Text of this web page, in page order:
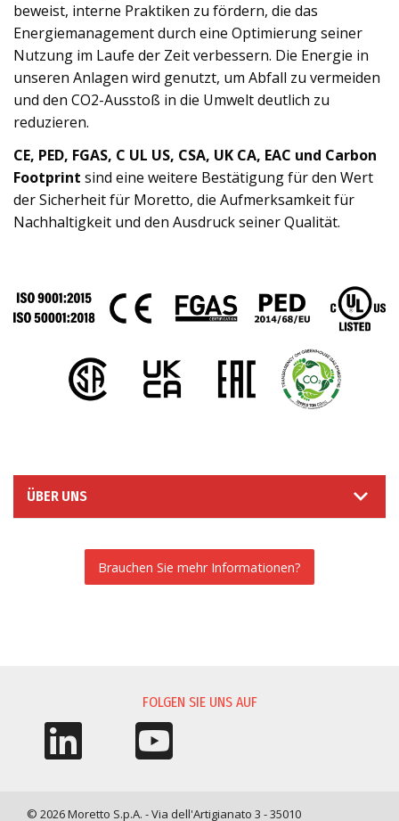
beweist, interne Praktiken zu fördern, die das
Energiemanagement durch eine Optimierung seiner
Nutzung im Laufe der Zeit verbessern. Die Energie in
unseren Anlagen wird genutzt, um Abfall zu vermeiden
und den CO2-Ausstoß in die Umwelt deutlich zu
reduzieren.
CE, PED, FGAS, C UL US, CSA, UK CA, EAC und Carbon
Footprint sind eine weitere Bestätigung für den Wert
der Sicherheit für Moretto, die Aufmerksamkeit für
Nachhaltigkeit und den Ausdruck seiner Qualität.
ÜBER UNS
Brauchen Sie mehr Informationen?
FOLGEN SIE UNS AUF
© 2026 Moretto S.p.A. - Via dell'Artigianato 3 - 35010